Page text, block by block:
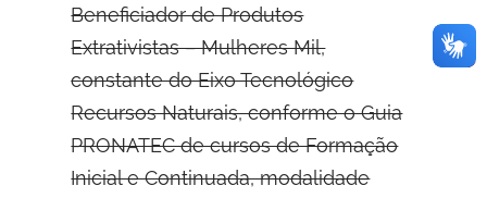
Beneficiador de Produtos
Extrativistas – Mulheres Mil,
constante do Eixo Tecnológico
Recursos Naturais, conforme o Guia
PRONATEC de cursos de Formação
Inicial e Continuada, modalidade